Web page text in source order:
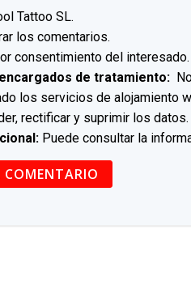
Tattoo SL.
los comentarios.
consentimiento del interesado.
de tratamiento:
los servicios de alojamiento
rectificar y suprimir los datos.
Puede consultar la